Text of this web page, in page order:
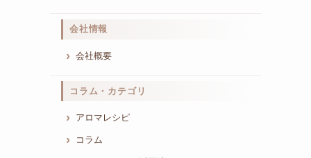
会社情報
会社概要
コラム・カテゴリ
アロマレシピ
コラム